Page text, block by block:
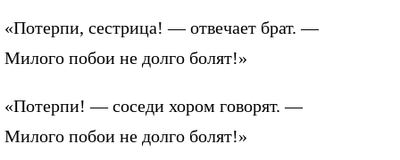
«Потерпи, сестрица! — отвечает брат. —
Милого побои не долго болят!»
«Потерпи! — соседи хором говорят. —
Милого побои не долго болят!»